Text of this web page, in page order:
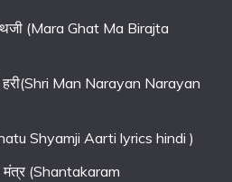
(Mara Ghat Ma Birajta
हरी(Shri Man Narayan Narayan
Shyamji Aarti lyrics hindi )
मंत्र (Shantakaram